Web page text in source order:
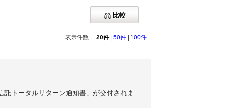
比較
表示件数: 20件 50件 100件
トータルリターン通知書」が交付されま